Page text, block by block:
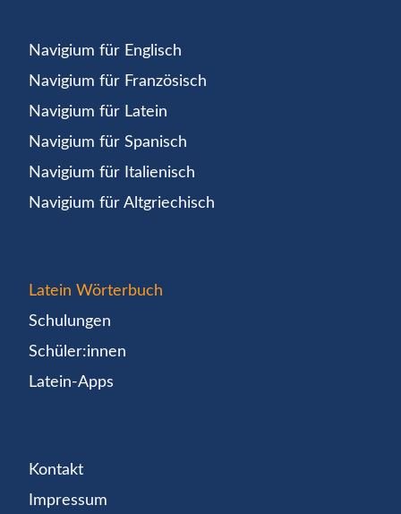
Navigium für Englisch
Navigium für Französisch
Navigium für Latein
Navigium für Spanisch
Navigium für Italienisch
Navigium für Altgriechisch
Latein Wörterbuch
Schulungen
Schüler:innen
Latein-Apps
Kontakt
Impressum